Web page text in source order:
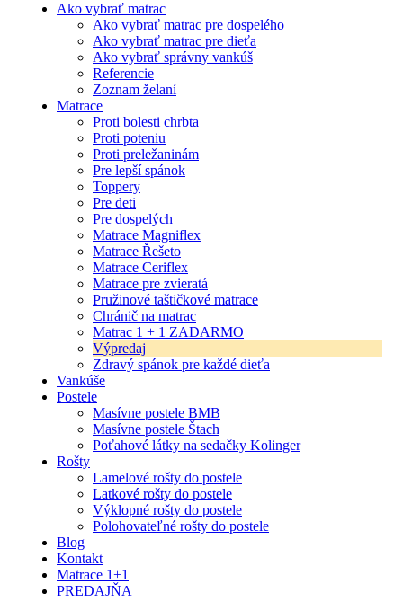
Ako vybrať matrac
Ako vybrať matrac pre dospelého
Ako vybrať matrac pre dieťa
Ako vybrať správny vankúš
Referencie
Zoznam želaní
Matrace
Proti bolesti chrbta
Proti poteniu
Proti preležaninám
Pre lepší spánok
Toppery
Pre deti
Pre dospelých
Matrace Magniflex
Matrace Řešeto
Matrace Ceriflex
Matrace pre zvieratá
Pružinové taštičkové matrace
Chránič na matrac
Matrac 1 + 1 ZADARMO
Výpredaj
Zdravý spánok pre každé dieťa
Vankúše
Postele
Masívne postele BMB
Masívne postele Štach
Poťahové látky na sedačky Kolinger
Rošty
Lamelové rošty do postele
Latkové rošty do postele
Výklopné rošty do postele
Polohovateľné rošty do postele
Blog
Kontakt
Matrace 1+1
PREDAJŇA